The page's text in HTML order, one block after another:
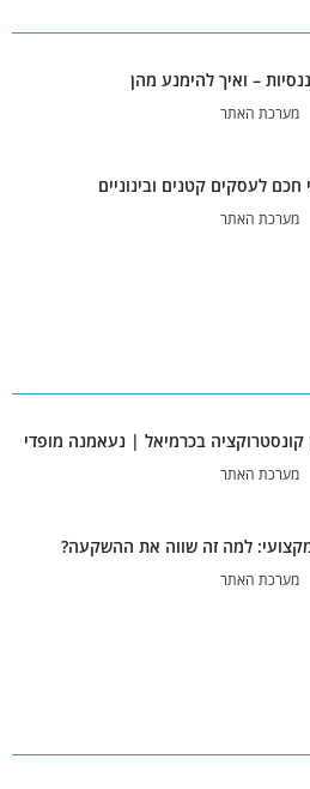
מערכת האתר
חכם לעסקים קטנים ובינוניים
מערכת האתר
קונסטרוקציה בכרמיאל | נעאמנה מופדי
מערכת האתר
מקצועי: למה זה שווה את ההשקעה?
מערכת האתר